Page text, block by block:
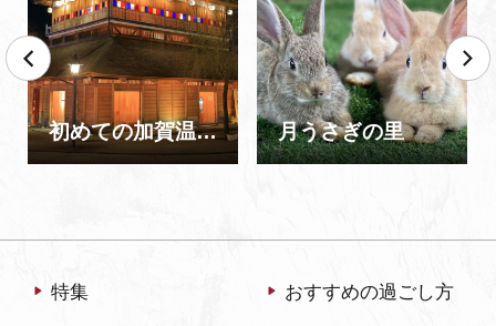
初めての加賀温泉郷 月うさぎの里
特集 おすすめの過ごし方